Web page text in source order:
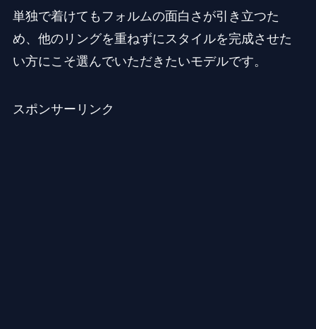
単独で着けてもフォルムの面白さが引き立つた
め、他のリングを重ねずにスタイルを完成させた
い方にこそ選んでいただきたいモデルです。
スポンサーリンク